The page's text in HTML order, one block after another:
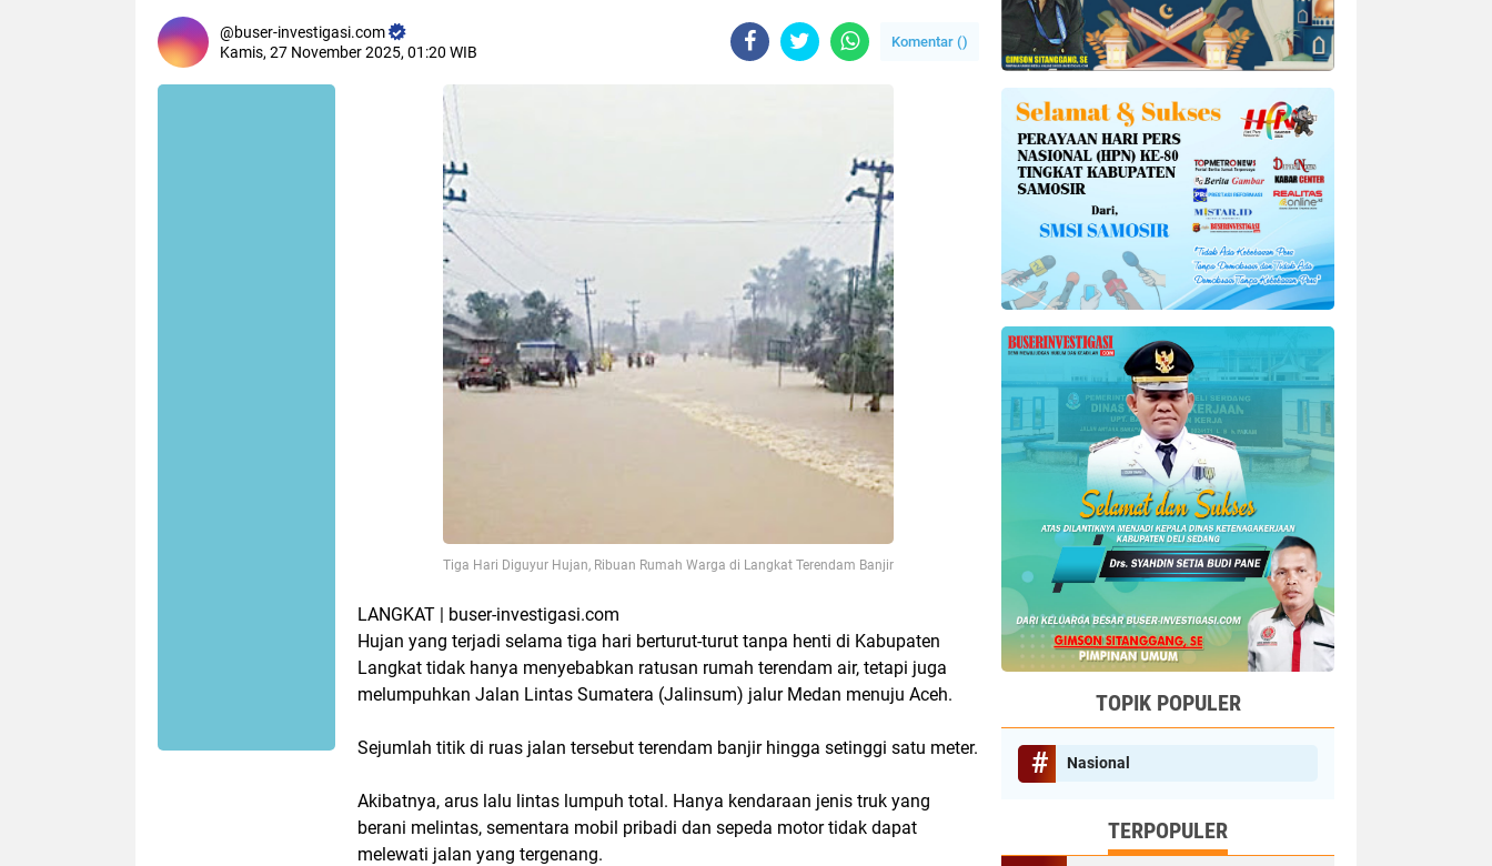
buser-investigasi.com
Kamis, 27 November 2025, 01:20 WIB
Komentar ()
Tiga Hari Diguyur Hujan, Ribuan Rumah Warga di Langkat Terendam Banjir
LANGKAT | buser-investigasi.com
Hujan yang terjadi selama tiga hari berturut-turut tanpa henti di Kabupaten
Langkat tidak hanya menyebabkan ratusan rumah terendam air, tetapi juga
melumpuhkan Jalan Lintas Sumatera (Jalinsum) jalur Medan menuju Aceh.
Sejumlah titik di ruas jalan tersebut terendam banjir hingga setinggi satu meter.
Akibatnya, arus lalu lintas lumpuh total. Hanya kendaraan jenis truk yang
berani melintas, sementara mobil pribadi dan sepeda motor tidak dapat
melewati jalan yang tergenang.
TOPIK POPULER
Nasional
TERPOPULER